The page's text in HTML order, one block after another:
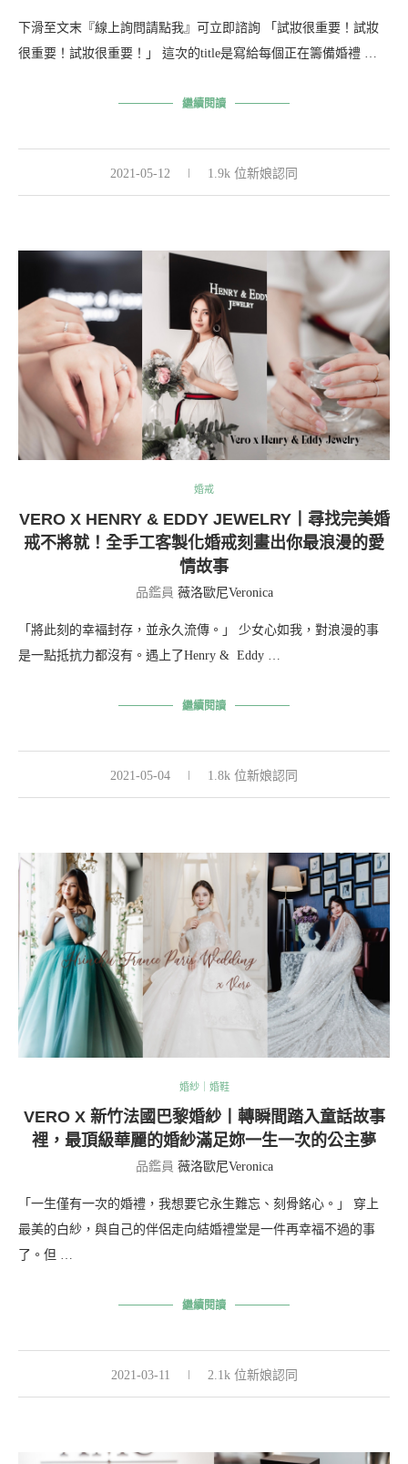
下滑至文末『線上詢問請點我』可立即諮詢 「試妝很重要！試妝
很重要！試妝很重要！」 這次的title是寫給每個正在籌備婚禮 …
繼續閱讀
2021-05-12 1.9k 位新娘認同
婚戒
VERO X HENRY & EDDY JEWELRY丨尋找完美婚
戒不將就！全手工客製化婚戒刻畫出你最浪漫的愛
情故事
品鑑員 薇洛歐尼Veronica
​「將此刻的幸褔封存，並永久流傳。」 少女心如我，對浪漫的事
是一點抵抗力都沒有。遇上了Henry & Eddy …
繼續閱讀
2021-05-04 1.8k 位新娘認同
婚紗｜婚鞋
VERO X 新竹法國巴黎婚紗丨轉瞬間踏入童話故事
裡，最頂級華麗的婚紗滿足妳一生一次的公主夢
品鑑員 薇洛歐尼Veronica
「一生僅有一次的婚禮，我想要它永生難忘、刻骨銘心。」 穿上
最美的白紗，與自己的伴侶走向結婚禮堂是一件再幸福不過的事
了。但 …
繼續閱讀
2021-03-11 2.1k 位新娘認同